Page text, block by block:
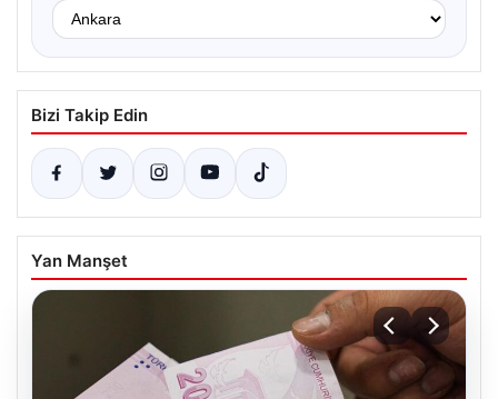
Bizi Takip Edin
Yan Manşet